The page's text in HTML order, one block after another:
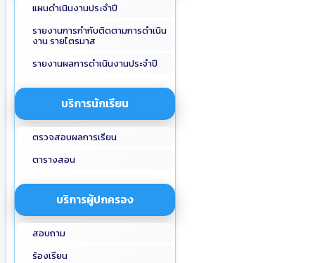
แผนดำเนินงานประจำปี
รายงานการกำกับติดตามการดำเนิน
งาน รายไตรมาส
รายงานผลการดำเนินงานประจำปี
บริการนักเรียน
ตรวจสอบผลการเรียน
ตารางสอน
บริการผู้ปกครอง
สอบถาม
ร้องเรียน